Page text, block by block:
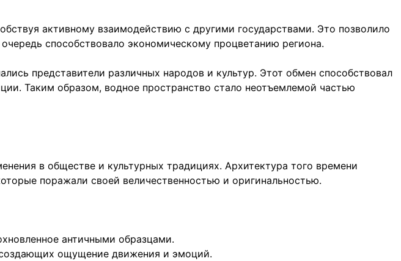
активному взаимодействию с другими государствами. Это позволило
способствовало экономическому процветанию региона.
представители различных народов и культур. Этот обмен способствовал
Таким образом, водное пространство стало неотъемлемой частью
в обществе и культурных традициях. Архитектура того времени
поражали своей величественностью и оригинальностью.
античными образцами.
создающих ощущение движения и эмоций.